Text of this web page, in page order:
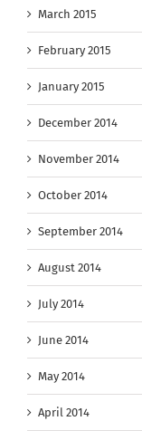
March 2015
February 2015
January 2015
December 2014
November 2014
October 2014
September 2014
August 2014
July 2014
June 2014
May 2014
April 2014